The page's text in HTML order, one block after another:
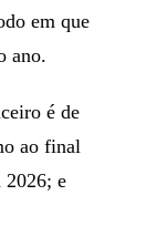
em que
ano.
é de
ao final
2026; e